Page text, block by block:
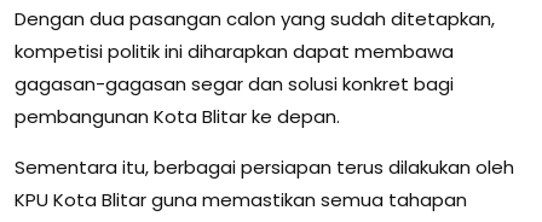
Dengan dua pasangan calon yang sudah ditetapkan,
kompetisi politik ini diharapkan dapat membawa
gagasan-gagasan segar dan solusi konkret bagi
pembangunan Kota Blitar ke depan.
Sementara itu, berbagai persiapan terus dilakukan oleh
KPU Kota Blitar guna memastikan semua tahapan